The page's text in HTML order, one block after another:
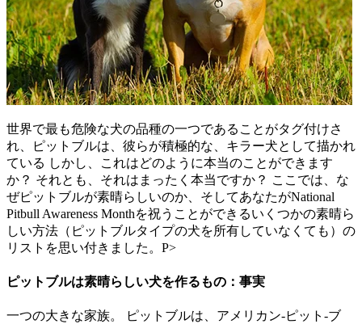
世界で最も危険な犬の品種の一つであることがタグ付けさ
れ、ピットブルは、彼らが積極的な、キラー犬として描かれ
ている しかし、これはどのように本当のことができます
か？ それとも、それはまったく本当ですか？ ここでは、な
ぜピットブルが素晴らしいのか、そしてあなたがNational
Pitbull Awareness Monthを祝うことができるいくつかの素晴ら
しい方法（ピットブルタイプの犬を所有していなくても）の
リストを思い付きました。P>
ピットブルは素晴らしい犬を作るもの：事実
一つの大きな家族。 ピットブルは、アメリカン-ピット-ブ